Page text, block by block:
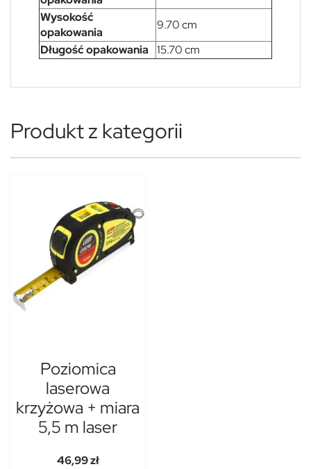
Wysokość
opakowania
9.70 cm
Długość opakowania
15.70 cm
Produkt z kategorii
Poziomica
laserowa
krzyżowa + miara
5,5 m laser
46,99 zł